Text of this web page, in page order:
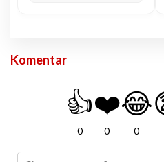
Komentar
👍
0
❤️
0
😂
0